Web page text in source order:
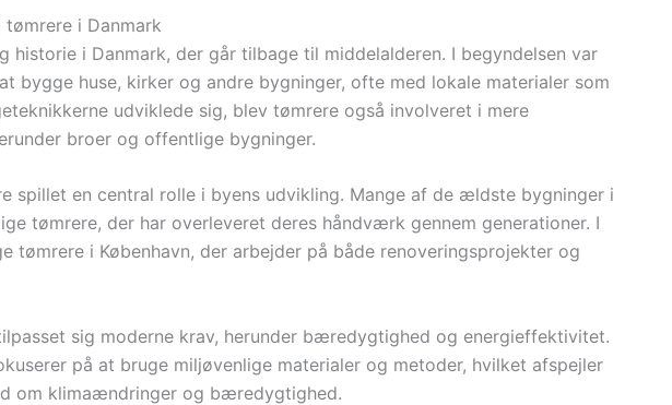
i Danmark
historie i Danmark, der går tilbage til middelalderen. I begyndelsen var
bygge huse, kirker og andre bygninger, ofte med lokale materialer som
udviklede sig, blev tømrere også involveret i mere
broer og offentlige bygninger.
spillet en central rolle i byens udvikling. Mange af de ældste bygninger i
tømrere, der har overleveret deres håndværk gennem generationer. I
tømrere i København, der arbejder på både renoveringsprojekter og
sig moderne krav, herunder bæredygtighed og energieffektivitet.
på at bruge miljøvenlige materialer og metoder, hvilket afspejler
om klimaændringer og bæredygtighed.